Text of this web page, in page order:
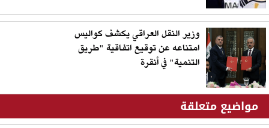
وزير النقل العراقي يكشف كواليس
امتناعه عن توقيع اتفاقية "طريق
التنمية" في أنقرة
مواضيع متعلقة